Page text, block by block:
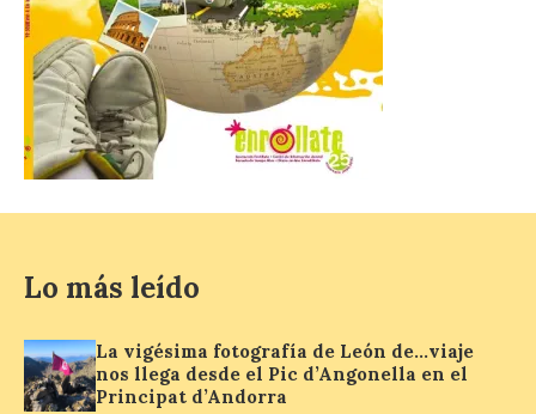
El próximo 12 de agosto
se producirá el fenómeno
natural excepcional que
podrá verse en muchos
puntos de la comarca,
pero hay que recordar que la observación
debe hacerse siguiendo las pautas de
seguridad recomendadas. La Comarca de
Cinco Villas […]
La vigésima fotografía de
León de…viaje nos llega
en el Principat d’Andorra
9 Ago 2026
Lo más leído
La vigésima fotografía de León de…viaje
nos llega desde el Pic d’Angonella en el
Principat d’Andorra